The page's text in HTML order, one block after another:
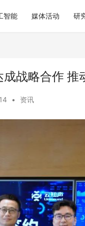
智能 媒体活动 研
战略合作
• 资讯